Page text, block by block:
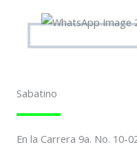
Sabatino
En la Carrera 9a. No. 10-